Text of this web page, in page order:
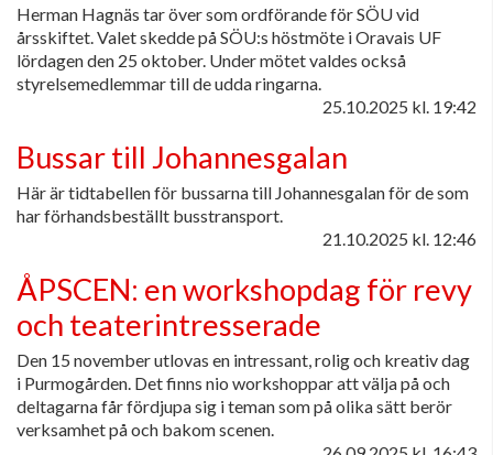
Herman Hagnäs tar över som ordförande för SÖU vid
årsskiftet. Valet skedde på SÖU:s höstmöte i Oravais UF
lördagen den 25 oktober. Under mötet valdes också
styrelsemedlemmar till de udda ringarna.
25.10.2025 kl. 19:42
Bussar till Johannesgalan
Här är tidtabellen för bussarna till Johannesgalan för de som
har förhandsbeställt busstransport.
21.10.2025 kl. 12:46
ÅPSCEN: en workshopdag för revy
och teaterintresserade
Den 15 november utlovas en intressant, rolig och kreativ dag
i Purmogården. Det finns nio workshoppar att välja på och
deltagarna får fördjupa sig i teman som på olika sätt berör
verksamhet på och bakom scenen.